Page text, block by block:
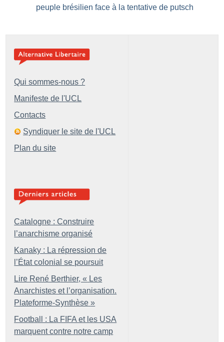
peuple brésilien face à la tentative de putsch
Qui sommes-nous ?
Manifeste de l'UCL
Contacts
Syndiquer le site de l'UCL
Plan du site
Catalogne : Construire
l’anarchisme organisé
Kanaky : La répression de
l’État colonial se poursuit
Lire René Berthier, « Les
Anarchistes et l’organisation.
Plateforme-Synthèse »
Football : La FIFA et les USA
marquent contre notre camp